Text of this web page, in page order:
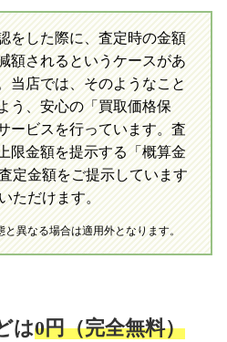
査定したおもちゃがご到着後、ご
口座に即日入金可能です。
れ 写真の撮影方法
査定したおもちゃがご到着後、ご
口座に即日入金可能です。
の流れ 写真の撮影方法
をした際に、査定時の金額
額されるというケースがあ
当店では、そのようなこと
う、安心の「買取価格保
ービスを行っています。査
限金額を提示する「概算金
定金額をご提示しています
ただけます。
異なる場合は適用外となります。
は0円（完全無料）